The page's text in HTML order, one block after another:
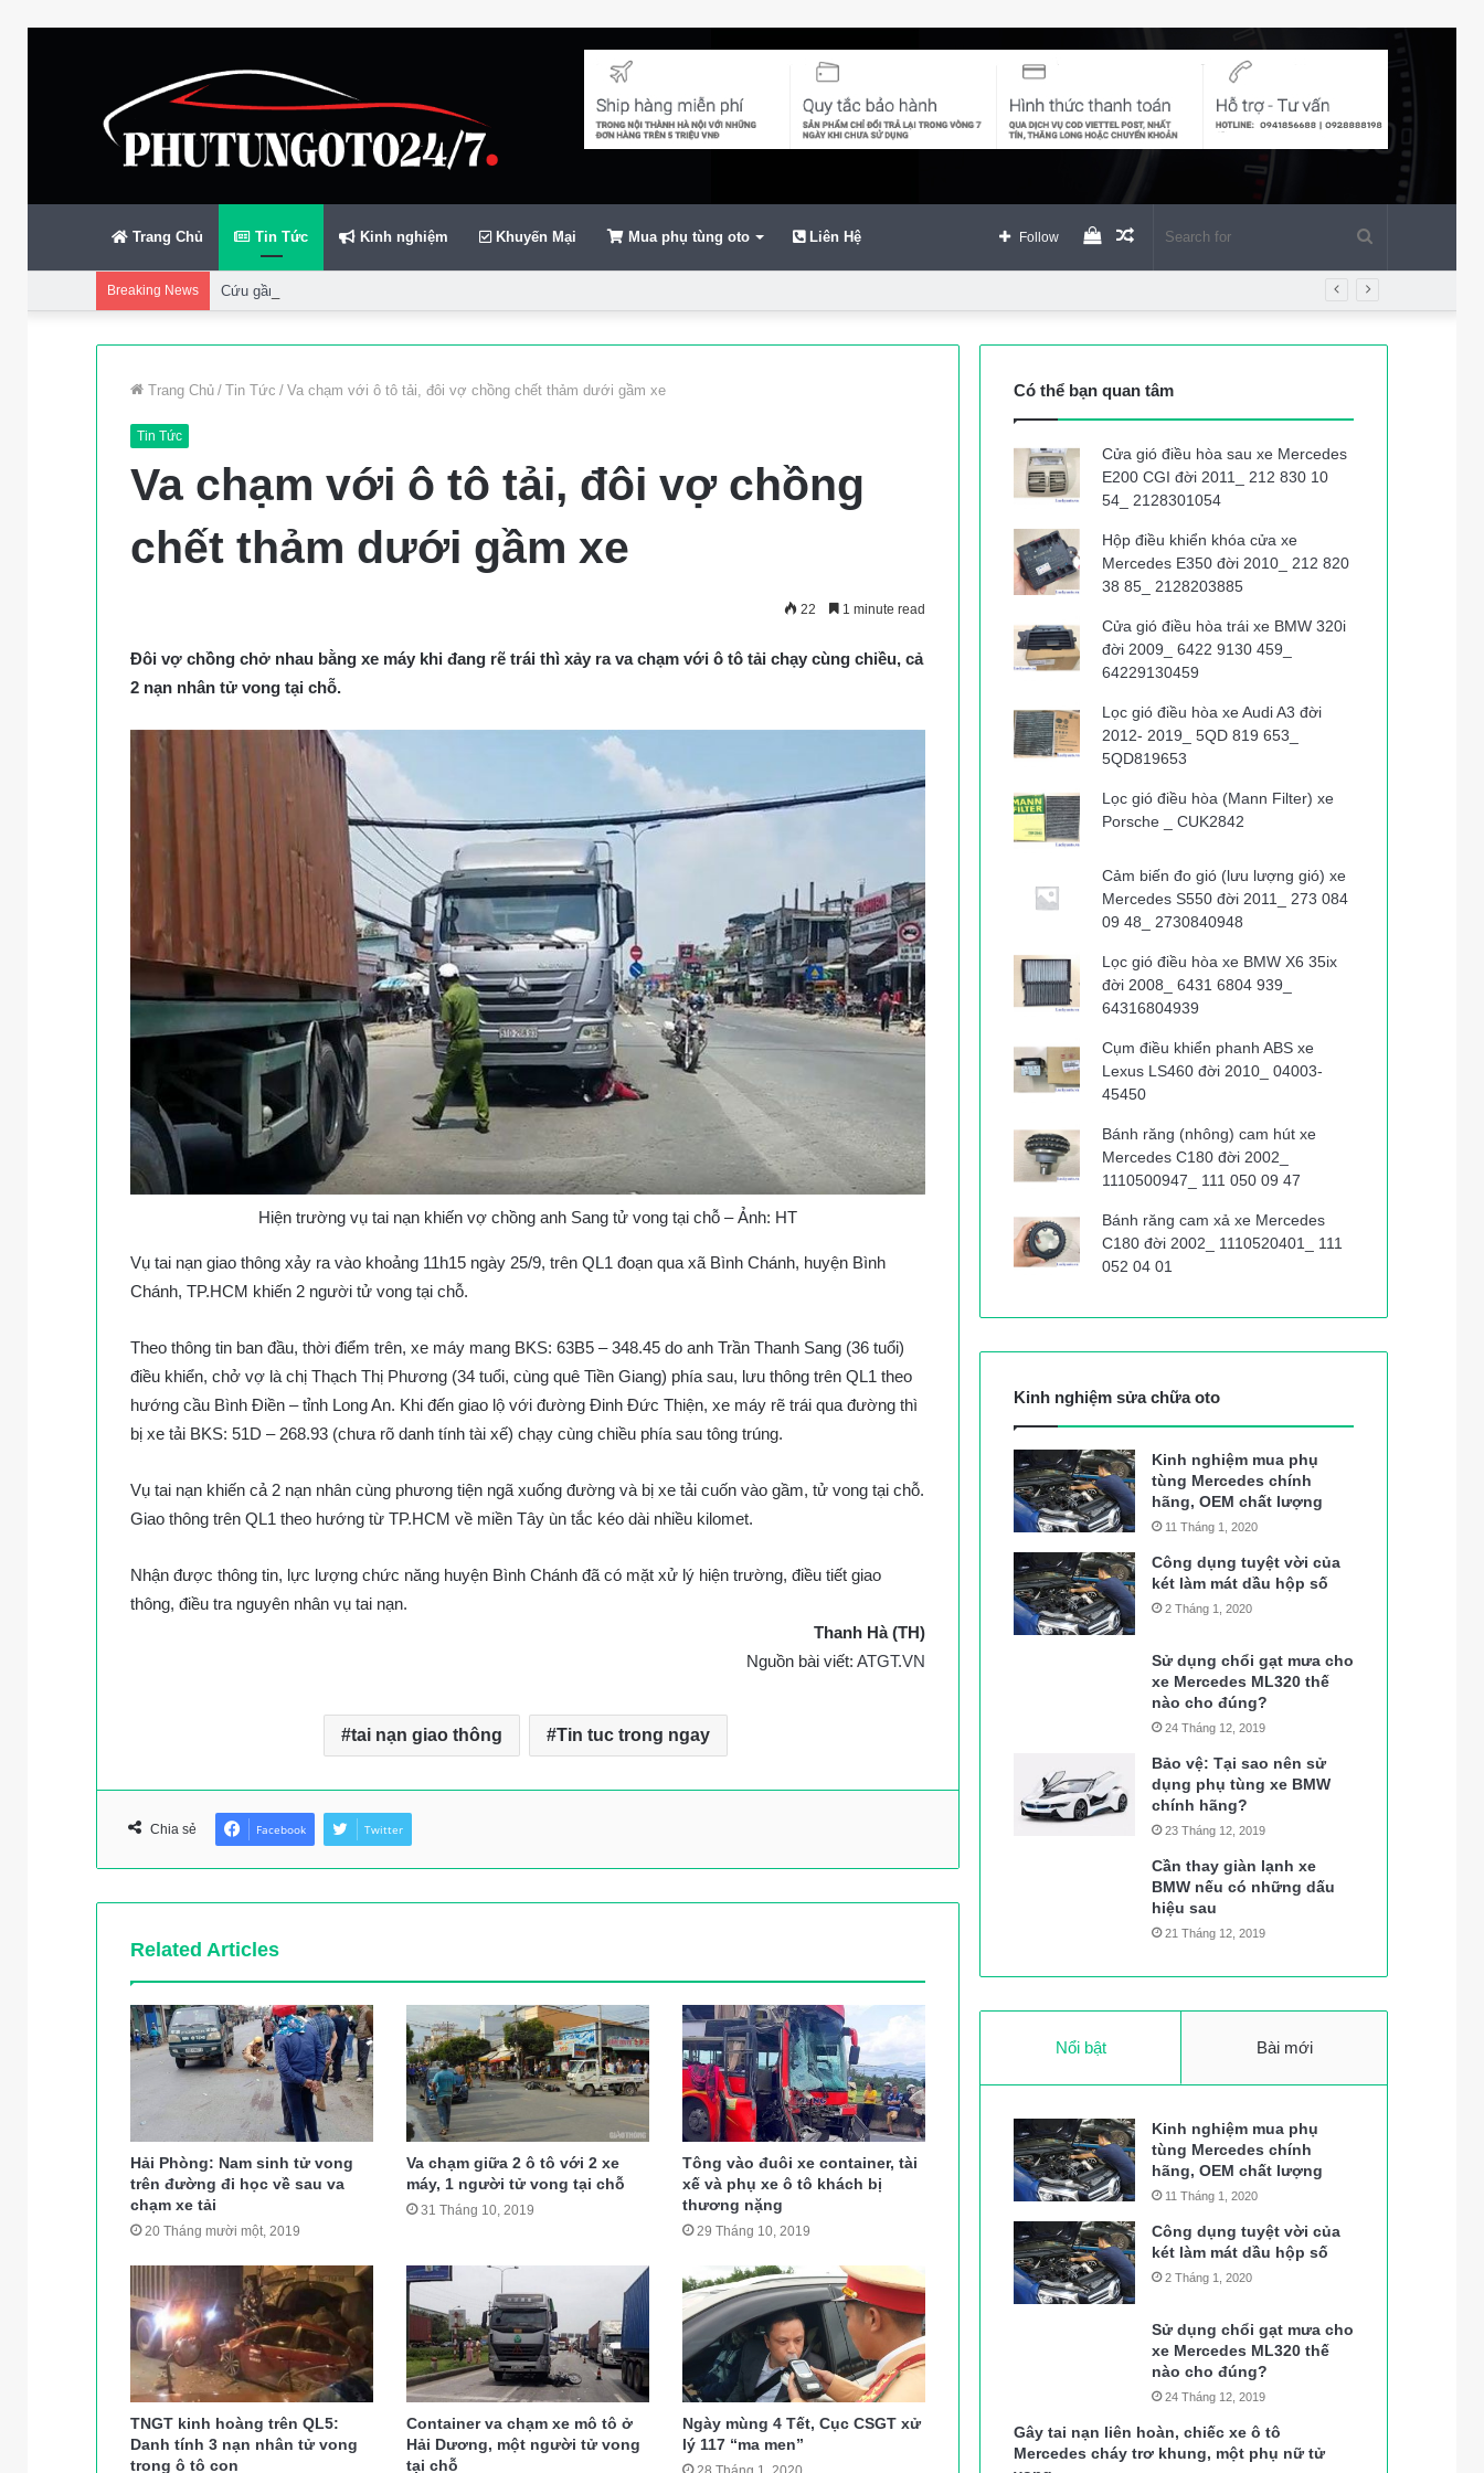
Trang Chủ Tin Tức Kinh nghiệm Khuyến Mại Mua phụ tùng oto Liên Hệ Random
View
Follow
Breaking News Cứu gần 200 thuyền viên gặp sự cố trên biển
Trang Chủ / Tin Tức / Va chạm với ô tô tải, đôi vợ chồng chết thảm dưới gầm xe
Tin Tức
Va chạm với ô tô tải, đôi vợ chồng
chết thảm dưới gầm xe
22 1 minute read
Đôi vợ chồng chở nhau bằng xe máy khi đang rẽ trái thì xảy ra va chạm với ô tô tải chạy cùng chiều, cả
2 nạn nhân tử vong tại chỗ.
Hiện trường vụ tai nạn khiến vợ chồng anh Sang tử vong tại chỗ – Ảnh: HT
Vụ tai nạn giao thông xảy ra vào khoảng 11h15 ngày 25/9, trên QL1 đoạn qua xã Bình Chánh, huyện Bình
Chánh, TP.HCM khiến 2 người tử vong tại chỗ.
Theo thông tin ban đầu, thời điểm trên, xe máy mang BKS: 63B5 – 348.45 do anh Trần Thanh Sang (36 tuổi)
điều khiển, chở vợ là chị Thạch Thị Phương (34 tuổi, cùng quê Tiền Giang) phía sau, lưu thông trên QL1 theo
hướng cầu Bình Điền – tỉnh Long An. Khi đến giao lộ với đường Đinh Đức Thiện, xe máy rẽ trái qua đường thì
bị xe tải BKS: 51D – 268.93 (chưa rõ danh tính tài xế) chạy cùng chiều phía sau tông trúng.
Vụ tai nạn khiến cả 2 nạn nhân cùng phương tiện ngã xuống đường và bị xe tải cuốn vào gầm, tử vong tại chỗ.
Giao thông trên QL1 theo hướng từ TP.HCM về miền Tây ùn tắc kéo dài nhiều kilomet.
Nhận được thông tin, lực lượng chức năng huyện Bình Chánh đã có mặt xử lý hiện trường, điều tiết giao
thông, điều tra nguyên nhân vụ tai nạn.
Thanh Hà (TH)
Nguồn bài viết: ATGT.VN
tai nạn giao thông Tin tuc trong ngay
Chia sẻ Facebook Twitter
Related Articles
Hải Phòng: Nam sinh tử vong
trên đường đi học về sau va
chạm xe tải
20 Tháng mười một, 2019
Va chạm giữa 2 ô tô với 2 xe
máy, 1 người tử vong tại chỗ
31 Tháng 10, 2019
Tông vào đuôi xe container, tài
xế và phụ xe ô tô khách bị
thương nặng
29 Tháng 10, 2019
TNGT kinh hoàng trên QL5:
Danh tính 3 nạn nhân tử vong
trong ô tô con
Container va chạm xe mô tô ở
Hải Dương, một người tử vong
tại chỗ
Ngày mùng 4 Tết, Cục CSGT xử
lý 117 “ma men”
Có thể bạn quan tâm
Cửa gió điều hòa sau xe Mercedes
E200 CGI đời 2011_ 212 830 10
54_ 2128301054
Hộp điều khiển khóa cửa xe
Mercedes E350 đời 2010_ 212 820
38 85_ 2128203885
Cửa gió điều hòa trái xe BMW 320i
đời 2009_ 6422 9130 459_
64229130459
Lọc gió điều hòa xe Audi A3 đời
2012- 2019_ 5QD 819 653_
5QD819653
Lọc gió điều hòa (Mann Filter) xe
Porsche _ CUK2842
Cảm biến đo gió (lưu lượng gió) xe
Mercedes S550 đời 2011_ 273 084
09 48_ 2730840948
Lọc gió điều hòa xe BMW X6 35ix
đời 2008_ 6431 6804 939_
64316804939
Cụm điều khiển phanh ABS xe
Lexus LS460 đời 2010_ 04003-
45450
Bánh răng (nhông) cam hút xe
Mercedes C180 đời 2002_
1110500947_ 111 050 09 47
Bánh răng cam xả xe Mercedes
C180 đời 2002_ 1110520401_ 111
052 04 01
Kinh nghiệm sửa chữa oto
Kinh nghiệm mua phụ
tùng Mercedes chính
hãng, OEM chất lượng
11 Tháng 1, 2020
Công dụng tuyệt vời của
két làm mát dầu hộp số
2 Tháng 1, 2020
Sử dụng chổi gạt mưa cho
xe Mercedes ML320 thế
nào cho đúng?
24 Tháng 12, 2019
Bảo vệ: Tại sao nên sử
dụng phụ tùng xe BMW
chính hãng?
23 Tháng 12, 2019
Cần thay giàn lạnh xe
BMW nếu có những dấu
hiệu sau
21 Tháng 12, 2019
Nổi bật Bài mới
Kinh nghiệm mua phụ
tùng Mercedes chính
hãng, OEM chất lượng
11 Tháng 1, 2020
Công dụng tuyệt vời của
két làm mát dầu hộp số
2 Tháng 1, 2020
Sử dụng chổi gạt mưa cho
xe Mercedes ML320 thế
nào cho đúng?
24 Tháng 12, 2019
Gây tai nạn liên hoàn, chiếc xe ô tô
Mercedes cháy trơ khung, một phụ nữ tử